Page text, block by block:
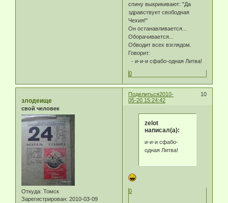
спину выкрикивают: "Да
здравствует свободная
Чехия!"
Он останавливается...
Оборачивается...
Обводит всех взглядом.
Говорит:
- и-и-и сфабо-одная Литва!
0
Поделиться 10
2010-
05-20 15:24:42
злодеище
свой человек
Откуда: Томск
Зарегистрирован: 2010-03-09
zelot
написал(а):
и-и-и сфабо-
одная Литва!
0